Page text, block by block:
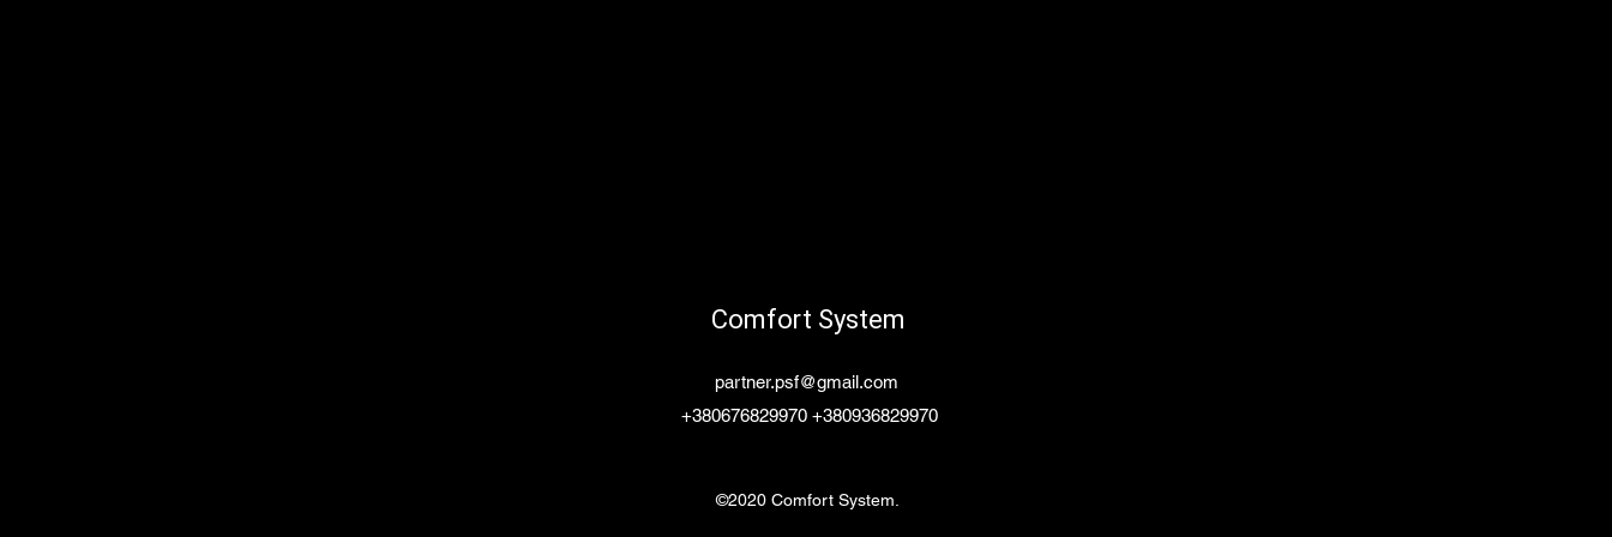
Comfort System
partner.psf@gmail.com
+380676829970 +380936829970
©2020 Comfort System.